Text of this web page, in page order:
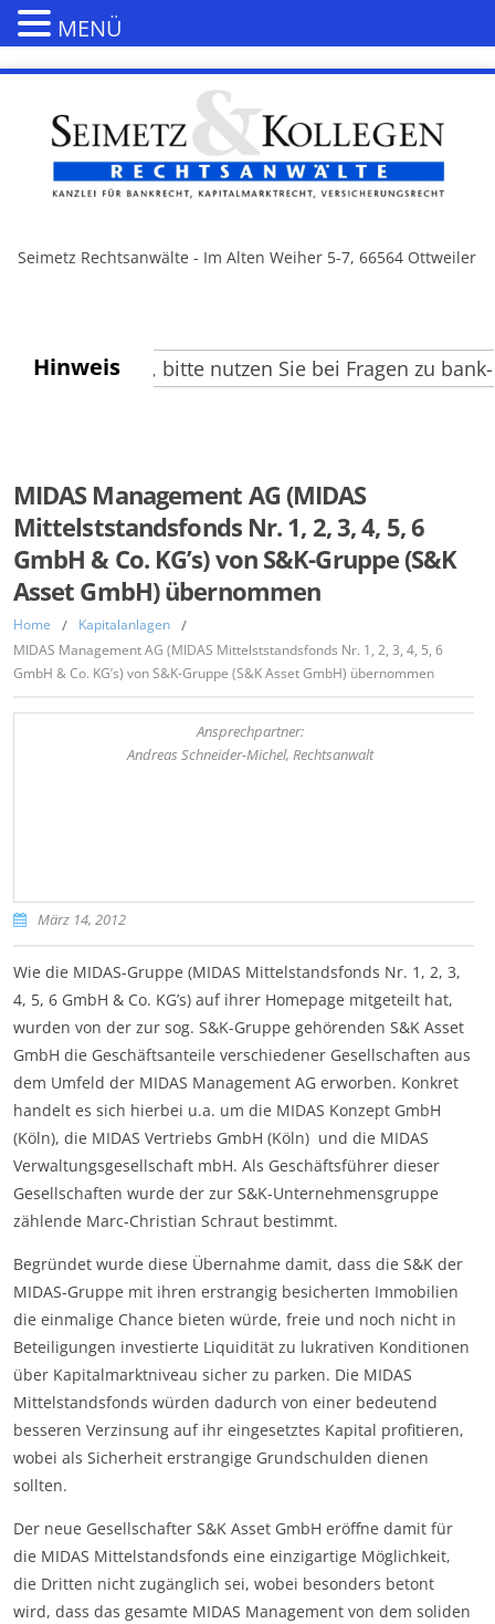
Seimetz Rechtsanwälte - Im Alten Weiher 5-7, 66564 Ottweiler
Hinweis
Besucher, bitte nutzen Sie bei Fragen zu bank-
MIDAS Management AG (MIDAS
Mittelststandsfonds Nr. 1, 2, 3, 4, 5, 6
GmbH & Co. KG’s) von S&K-Gruppe (S&K
Asset GmbH) übernommen
Home / Kapitalanlagen /
MIDAS Management AG (MIDAS Mittelststandsfonds Nr. 1, 2, 3, 4, 5, 6
GmbH & Co. KG’s) von S&K-Gruppe (S&K Asset GmbH) übernommen
Ansprechpartner:
Andreas Schneider-Michel, Rechtsanwalt
März 14, 2012
Wie die MIDAS-Gruppe (MIDAS Mittelstandsfonds Nr. 1, 2, 3,
4, 5, 6 GmbH & Co. KG’s) auf ihrer Homepage mitgeteilt hat,
wurden von der zur sog. S&K-Gruppe gehörenden S&K Asset
GmbH die Geschäftsanteile verschiedener Gesellschaften aus
dem Umfeld der MIDAS Management AG erworben. Konkret
handelt es sich hierbei u.a. um die MIDAS Konzept GmbH
(Köln), die MIDAS Vertriebs GmbH (Köln) und die MIDAS
Verwaltungsgesellschaft mbH. Als Geschäftsführer dieser
Gesellschaften wurde der zur S&K-Unternehmensgruppe
zählende Marc-Christian Schraut bestimmt.
Begründet wurde diese Übernahme damit, dass die S&K der
MIDAS-Gruppe mit ihren erstrangig besicherten Immobilien
die einmalige Chance bieten würde, freie und noch nicht in
Beteiligungen investierte Liquidität zu lukrativen Konditionen
über Kapitalmarktniveau sicher zu parken. Die MIDAS
Mittelstandsfonds würden dadurch von einer bedeutend
besseren Verzinsung auf ihr eingesetztes Kapital profitieren,
wobei als Sicherheit erstrangige Grundschulden dienen
sollten.
Der neue Gesellschafter S&K Asset GmbH eröffne damit für
die MIDAS Mittelstandsfonds eine einzigartige Möglichkeit,
die Dritten nicht zugänglich sei, wobei besonders betont
wird, dass das gesamte MIDAS Management von dem soliden
MENÜ